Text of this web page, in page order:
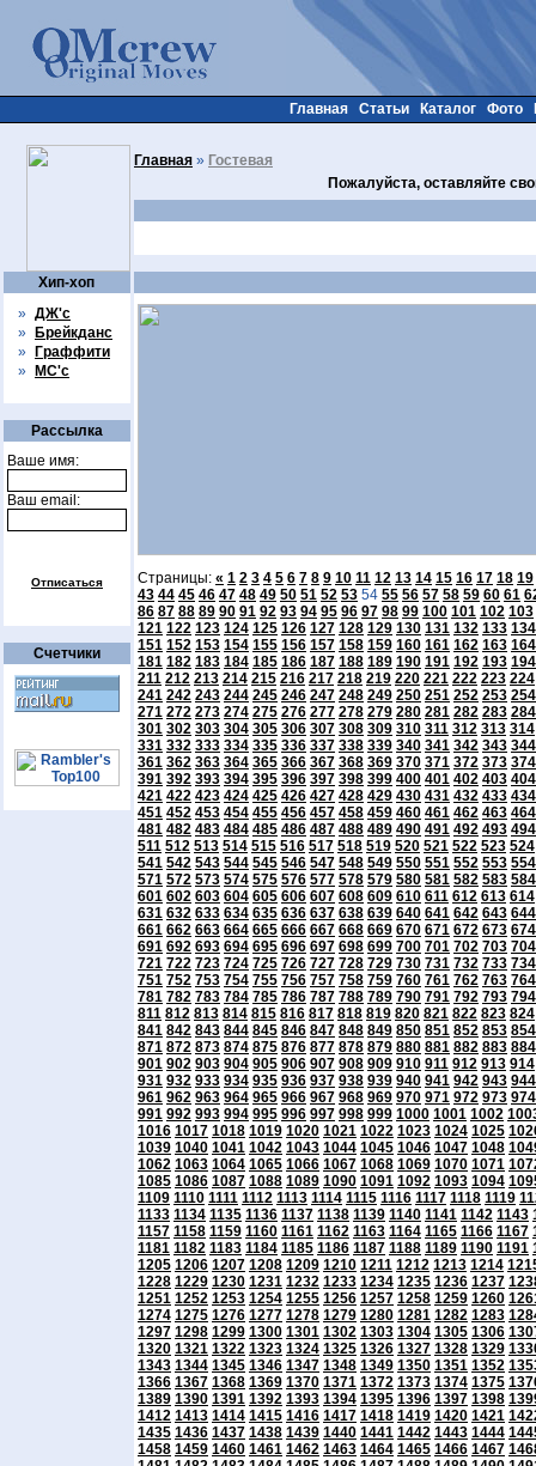
Хип-хоп
» ДЖ'с
»
Брейкданс
»
Граффити
»
МС'с
Рассылка
Ваше имя:
Ваш email:
Отписаться
Счетчики
Главная Статьи Каталог Фото
Главная » Гостевая
Пожалуйста, оставляйте
Страницы: « 1 2 3 4 5 6 7 8 9 10 11 12 13 14 15 16 17 18 19
43 44 45 46 47 48 49 50 51 52 53 54 55 56 57 58 59 60 61
86 87 88 89 90 91 92 93 94 95 96 97 98 99 100 101 102 103
121 122 123 124 125 126 127 128 129 130 131 132 133 134
151 152 153 154 155 156 157 158 159 160 161 162 163 164
181 182 183 184 185 186 187 188 189 190 191 192 193 194
211 212 213 214 215 216 217 218 219 220 221 222 223 224
241 242 243 244 245 246 247 248 249 250 251 252 253 254
271 272 273 274 275 276 277 278 279 280 281 282 283 284
301 302 303 304 305 306 307 308 309 310 311 312 313 314
331 332 333 334 335 336 337 338 339 340 341 342 343 344
361 362 363 364 365 366 367 368 369 370 371 372 373 374
391 392 393 394 395 396 397 398 399 400 401 402 403 404
421 422 423 424 425 426 427 428 429 430 431 432 433 434
451 452 453 454 455 456 457 458 459 460 461 462 463 464
481 482 483 484 485 486 487 488 489 490 491 492 493 494
511 512 513 514 515 516 517 518 519 520 521 522 523 524
541 542 543 544 545 546 547 548 549 550 551 552 553 554
571 572 573 574 575 576 577 578 579 580 581 582 583 584
601 602 603 604 605 606 607 608 609 610 611 612 613 614
631 632 633 634 635 636 637 638 639 640 641 642 643 644
661 662 663 664 665 666 667 668 669 670 671 672 673 674
691 692 693 694 695 696 697 698 699 700 701 702 703 704
721 722 723 724 725 726 727 728 729 730 731 732 733 734
751 752 753 754 755 756 757 758 759 760 761 762 763 764
781 782 783 784 785 786 787 788 789 790 791 792 793 794
811 812 813 814 815 816 817 818 819 820 821 822 823 824
841 842 843 844 845 846 847 848 849 850 851 852 853 854
871 872 873 874 875 876 877 878 879 880 881 882 883 884
901 902 903 904 905 906 907 908 909 910 911 912 913 914
931 932 933 934 935 936 937 938 939 940 941 942 943 944
961 962 963 964 965 966 967 968 969 970 971 972 973 974
991 992 993 994 995 996 997 998 999 1000 1001 1002
1016 1017 1018 1019 1020 1021 1022 1023 1024 1025
1039 1040 1041 1042 1043 1044 1045 1046 1047 1048
1062 1063 1064 1065 1066 1067 1068 1069 1070 1071
1085 1086 1087 1088 1089 1090 1091 1092 1093 1094
1109 1110 1111 1112 1113 1114 1115 1116 1117 1118 1119
1133 1134 1135 1136 1137 1138 1139 1140 1141 1142 1143
1157 1158 1159 1160 1161 1162 1163 1164 1165 1166 1167
1181 1182 1183 1184 1185 1186 1187 1188 1189 1190 1191
1205 1206 1207 1208 1209 1210 1211 1212 1213 1214
1228 1229 1230 1231 1232 1233 1234 1235 1236 1237
1251 1252 1253 1254 1255 1256 1257 1258 1259 1260
1274 1275 1276 1277 1278 1279 1280 1281 1282 1283
1297 1298 1299 1300 1301 1302 1303 1304 1305 1306
1320 1321 1322 1323 1324 1325 1326 1327 1328 1329
1343 1344 1345 1346 1347 1348 1349 1350 1351 1352
1366 1367 1368 1369 1370 1371 1372 1373 1374 1375
1389 1390 1391 1392 1393 1394 1395 1396 1397 1398
1412 1413 1414 1415 1416 1417 1418 1419 1420 1421
1435 1436 1437 1438 1439 1440 1441 1442 1443 1444
1458 1459 1460 1461 1462 1463 1464 1465 1466 1467